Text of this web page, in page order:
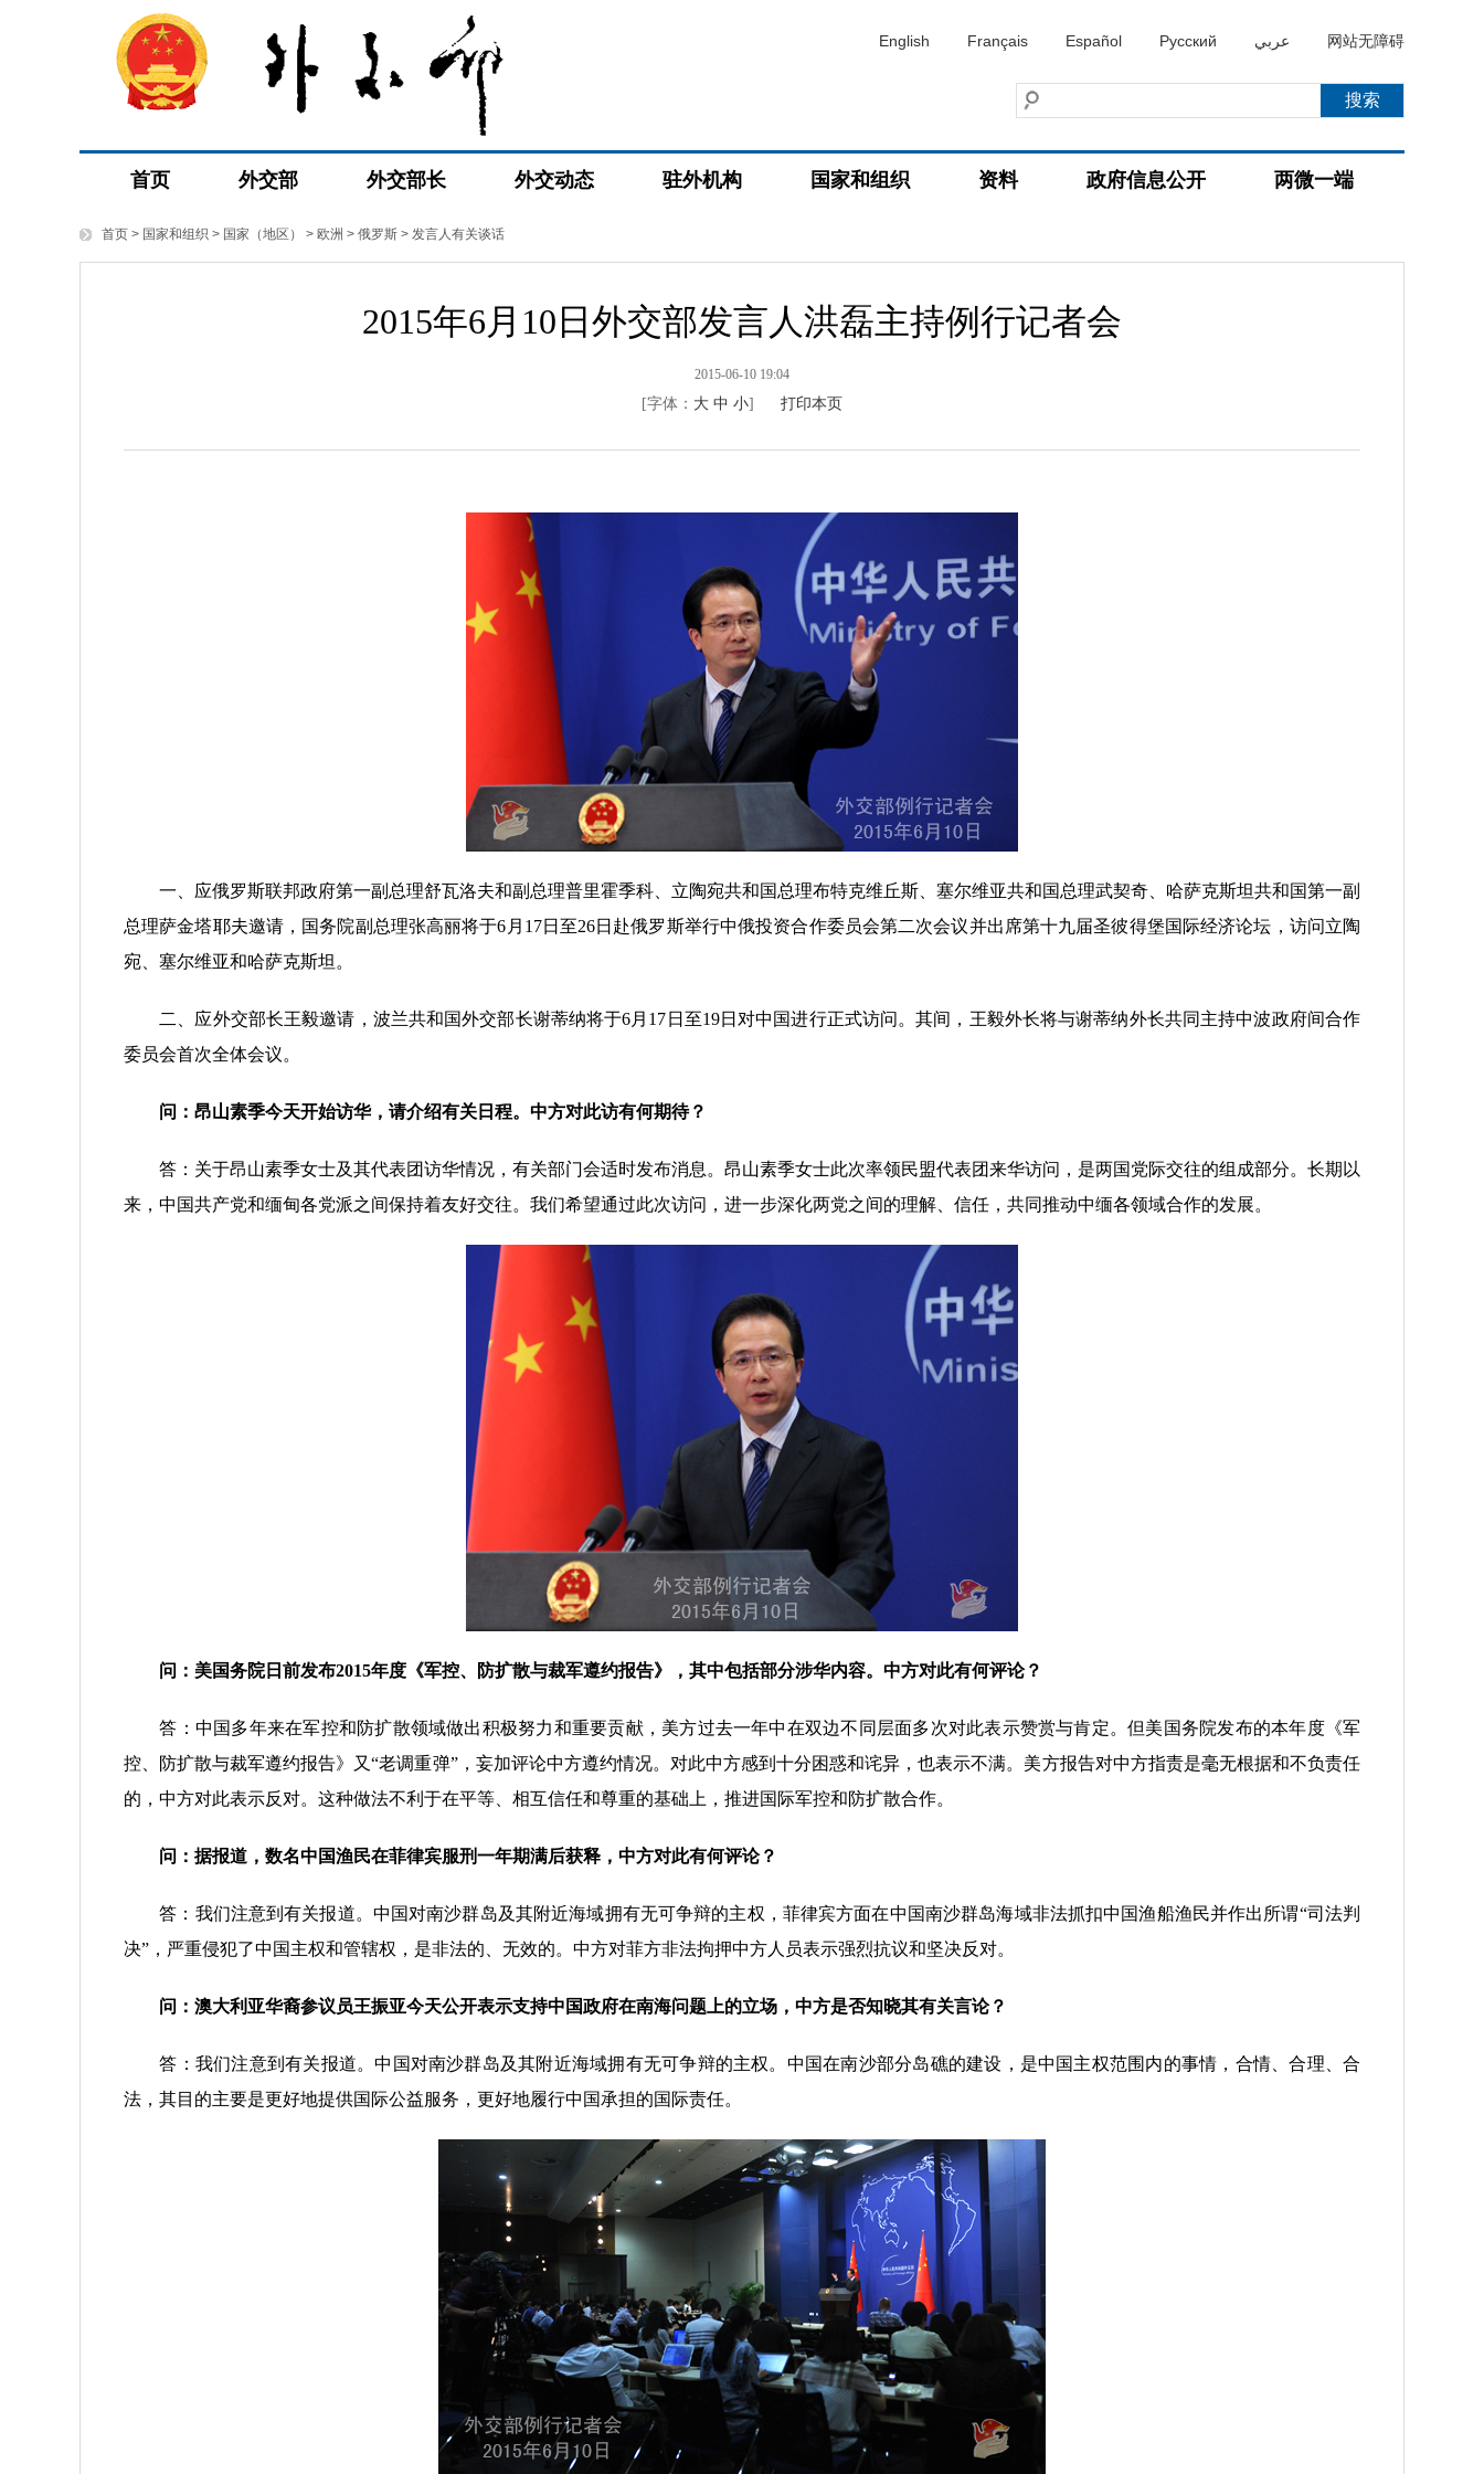
English Français Español Русский عربي 网站无障碍
首页 外交部 外交部长 外交动态 驻外机构 国家和组织 资料 政府信息公开 两微一端
首页 > 国家和组织 > 国家（地区） > 欧洲 > 俄罗斯 > 发言人有关谈话
2015年6月10日外交部发言人洪磊主持例行记者会
2015-06-10 19:04
[字体： 大 中 小] 打印本页
一、应俄罗斯联邦政府第一副总理舒瓦洛夫和副总理普里霍季科、立陶宛共和国总理布特克维丘斯、塞尔维亚共和国总理武契奇、哈萨克斯坦共和国第一副
总理萨金塔耶夫邀请，国务院副总理张高丽将于6月17日至26日赴俄罗斯举行中俄投资合作委员会第二次会议并出席第十九届圣彼得堡国际经济论坛，访问立陶
宛、塞尔维亚和哈萨克斯坦。
二、应外交部长王毅邀请，波兰共和国外交部长谢蒂纳将于6月17日至19日对中国进行正式访问。其间，王毅外长将与谢蒂纳外长共同主持中波政府间合作
委员会首次全体会议。
问：昂山素季今天开始访华，请介绍有关日程。中方对此访有何期待？
答：关于昂山素季女士及其代表团访华情况，有关部门会适时发布消息。昂山素季女士此次率领民盟代表团来华访问，是两国党际交往的组成部分。长期以
来，中国共产党和缅甸各党派之间保持着友好交往。我们希望通过此次访问，进一步深化两党之间的理解、信任，共同推动中缅各领域合作的发展。
问：美国务院日前发布2015年度《军控、防扩散与裁军遵约报告》，其中包括部分涉华内容。中方对此有何评论？
答：中国多年来在军控和防扩散领域做出积极努力和重要贡献，美方过去一年中在双边不同层面多次对此表示赞赏与肯定。但美国务院发布的本年度《军
控、防扩散与裁军遵约报告》又“老调重弹”，妄加评论中方遵约情况。对此中方感到十分困惑和诧异，也表示不满。美方报告对中方指责是毫无根据和不负责任
的，中方对此表示反对。这种做法不利于在平等、相互信任和尊重的基础上，推进国际军控和防扩散合作。
问：据报道，数名中国渔民在菲律宾服刑一年期满后获释，中方对此有何评论？
答：我们注意到有关报道。中国对南沙群岛及其附近海域拥有无可争辩的主权，菲律宾方面在中国南沙群岛海域非法抓扣中国渔船渔民并作出所谓“司法判
决”，严重侵犯了中国主权和管辖权，是非法的、无效的。中方对菲方非法拘押中方人员表示强烈抗议和坚决反对。
问：澳大利亚华裔参议员王振亚今天公开表示支持中国政府在南海问题上的立场，中方是否知晓其有关言论？
答：我们注意到有关报道。中国对南沙群岛及其附近海域拥有无可争辩的主权。中国在南沙部分岛礁的建设，是中国主权范围内的事情，合情、合理、合
法，其目的主要是更好地提供国际公益服务，更好地履行中国承担的国际责任。